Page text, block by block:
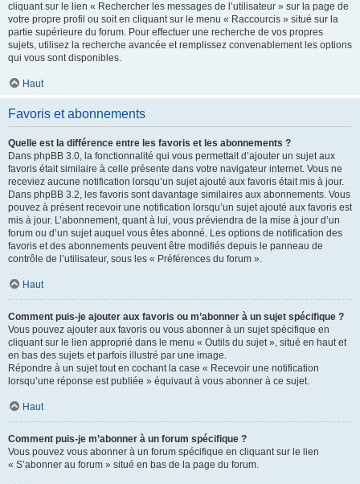
cliquant sur le lien « Rechercher les messages de l’utilisateur » sur la page de
votre propre profil ou soit en cliquant sur le menu « Raccourcis » situé sur la
partie supérieure du forum. Pour effectuer une recherche de vos propres
sujets, utilisez la recherche avancée et remplissez convenablement les options
qui vous sont disponibles.
Haut
Favoris et abonnements
Quelle est la différence entre les favoris et les abonnements ?
Dans phpBB 3.0, la fonctionnalité qui vous permettait d’ajouter un sujet aux
favoris était similaire à celle présente dans votre navigateur internet. Vous ne
receviez aucune notification lorsqu’un sujet ajouté aux favoris était mis à jour.
Dans phpBB 3.2, les favoris sont davantage similaires aux abonnements. Vous
pouvez à présent recevoir une notification lorsqu’un sujet ajouté aux favoris est
mis à jour. L’abonnement, quant à lui, vous préviendra de la mise à jour d’un
forum ou d’un sujet auquel vous êtes abonné. Les options de notification des
favoris et des abonnements peuvent être modifiés depuis le panneau de
contrôle de l’utilisateur, sous les « Préférences du forum ».
Haut
Comment puis-je ajouter aux favoris ou m’abonner à un sujet spécifique ?
Vous pouvez ajouter aux favoris ou vous abonner à un sujet spécifique en
cliquant sur le lien approprié dans le menu « Outils du sujet », situé en haut et
en bas des sujets et parfois illustré par une image.
Répondre à un sujet tout en cochant la case « Recevoir une notification
lorsqu’une réponse est publiée » équivaut à vous abonner à ce sujet.
Haut
Comment puis-je m’abonner à un forum spécifique ?
Vous pouvez vous abonner à un forum spécifique en cliquant sur le lien
« S’abonner au forum » situé en bas de la page du forum.